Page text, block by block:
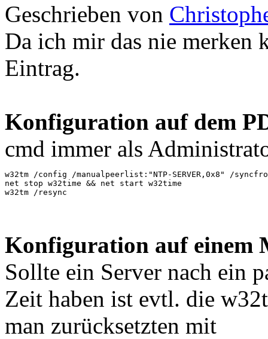
Geschrieben von
Da ich mir das nie merken
Eintrag.
Konfiguration auf dem
cmd immer als
w32tm /config /manualpeerlist:"NTP-SERVER,0x8" /
net stop w32time && net start w32time
w32tm /resync
Konfiguration auf einem
Sollte ein Server nach ein
Zeit haben ist evtl. die
man zurücksetzten mit